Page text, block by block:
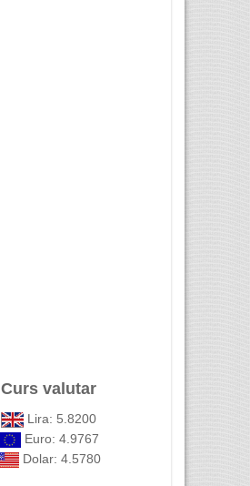
Curs valutar
Lira: 5.8200
Euro: 4.9767
Dolar: 4.5780